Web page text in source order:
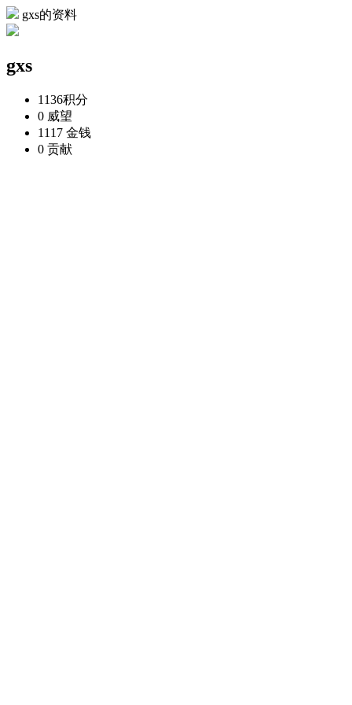
gxs的资料
gxs
1136积分
0 威望
1117 金钱
0 贡献